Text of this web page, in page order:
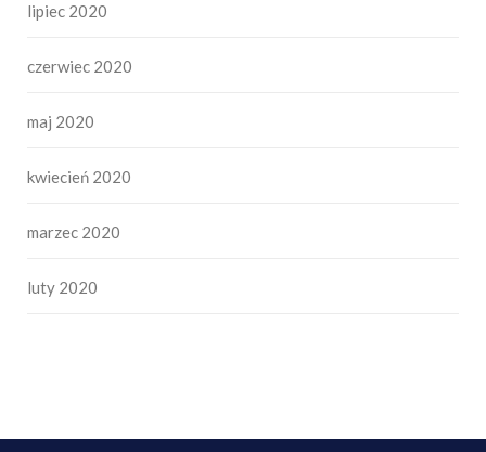
lipiec 2020
czerwiec 2020
maj 2020
kwiecień 2020
marzec 2020
luty 2020